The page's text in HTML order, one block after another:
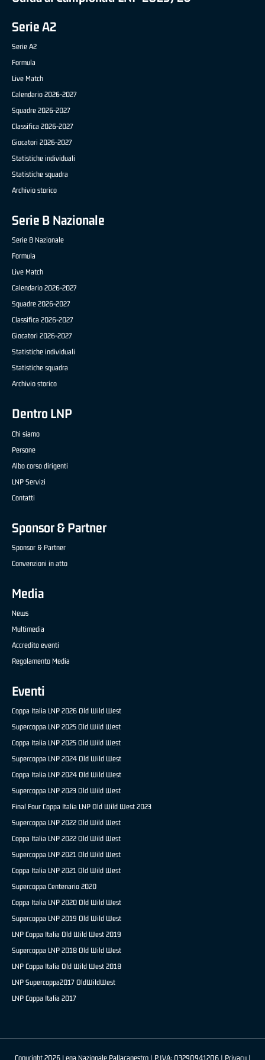
Serie A2
Serie A2
Formula
Live Match
Calendario 2026-2027
Squadre 2026-2027
Classifica 2026-2027
Giocatori 2026-2027
Statistiche individuali
Statistiche squadra
Archivio storico
Serie B Nazionale
Serie B Nazionale
Formula
Live Match
Calendario 2026-2027
Squadre 2026-2027
Classifica 2026-2027
Giocatori 2026-2027
Statistiche individuali
Statistiche squadra
Archivio storico
Dentro LNP
Chi siamo
Persone
Albo corso dirigenti
LNP Servizi
Contatti
Sponsor & Partner
Sponsor & Partner
Convenzioni in atto
Media
News
Multimedia
Accredito eventi
Regolamento Media
Eventi
Coppa Italia LNP 2026 Old Wild West
Supercoppa LNP 2025 Old Wild West
Coppa Italia LNP 2025 Old Wild West
Supercoppa LNP 2024 Old Wild West
Coppa Italia LNP 2024 Old Wild West
Supercoppa LNP 2023 Old Wild West
Final Four Coppa Italia LNP Old Wild West 2023
Supercoppa LNP 2022 Old Wild West
Coppa Italia LNP 2022 Old Wild West
Supercoppa LNP 2021 Old Wild West
Coppa Italia LNP 2021 Old Wild West
Supercoppa Centenario 2020
Coppa Italia LNP 2020 Old Wild West
Supercoppa LNP 2019 Old Wild West
LNP Coppa Italia Old Wild West 2019
Supercoppa LNP 2018 Old Wild West
LNP Coppa Italia Old Wild West 2018
LNP Supercoppa2017 OldWildWest
LNP Coppa Italia 2017
Copyright 2026 Lega Nazionale Pallacanestro | P.IVA: 03290941206 | Privacy|